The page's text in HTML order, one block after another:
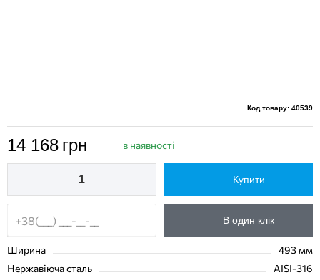
Код товару: 40539
14 168 грн в наявності
Купити
В один клік
Ширина
493 мм
Нержавіюча сталь
AISI-316